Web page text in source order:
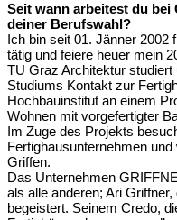
Seit wann arbeitest du bei
deiner Berufswahl?
Ich bin seit 01. Jänner 2002
tätig und feiere heuer mein
TU Graz Architektur
Studiums Kontakt zur
Hochbauinstitut an einem
Wohnen mit vorgefertigter
Im Zuge des Projekts
Fertighausunternehmen
Griffen.
Das Unternehmen
als alle anderen; Ari
begeistert. Seinem Credo,